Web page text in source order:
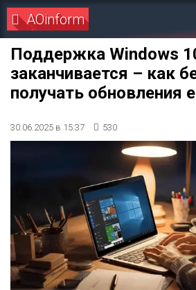
AOinform
Поддержка Windows
заканчивается – как
получать обновления
30.06.2025 в 15:37 530